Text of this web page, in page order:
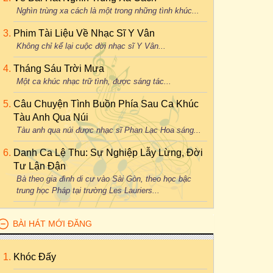
Nghìn trùng xa cách là một trong những tình khúc...
Phim Tài Liệu Về Nhạc Sĩ Y Vân
Không chỉ kể lại cuộc đời nhạc sĩ Y Vân...
Tháng Sáu Trời Mưa
Một ca khúc nhạc trữ tình, được sáng tác...
Câu Chuyện Tình Buồn Phía Sau Ca Khúc
Tàu Anh Qua Núi
Tàu anh qua núi được nhạc sĩ Phan Lạc Hoa sáng...
Danh Ca Lệ Thu: Sự Nghiệp Lẫy Lừng, Đời
Tư Lận Đận
Bà theo gia đình di cư vào Sài Gòn, theo học bậc
trung học Pháp tại trường Les Lauriers...
BÀI HÁT MỚI ĐĂNG
Khóc Đấy